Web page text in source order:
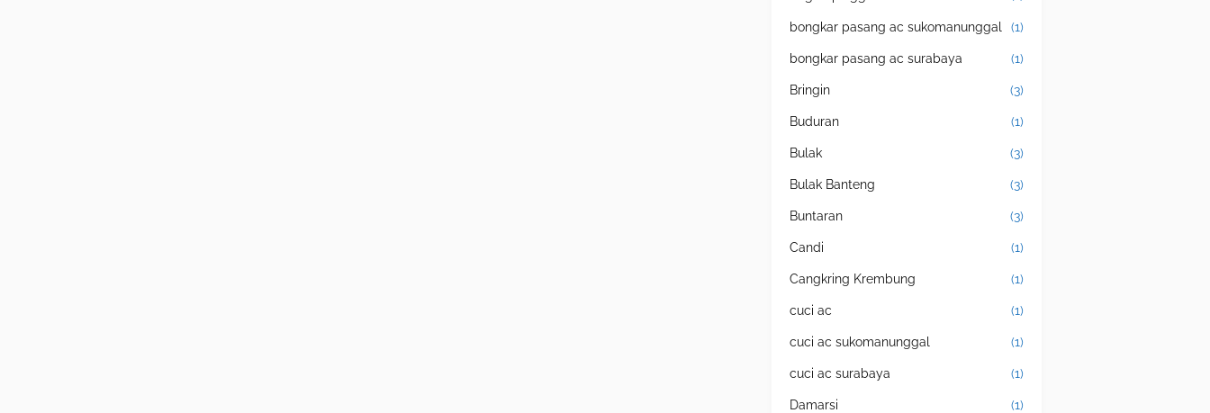
bongkar pasang ac sukomanunggal (1)
bongkar pasang ac surabaya (1)
Bringin (3)
Buduran (1)
Bulak (3)
Bulak Banteng (3)
Buntaran (3)
Candi (1)
Cangkring Krembung (1)
cuci ac (1)
cuci ac sukomanunggal (1)
cuci ac surabaya (1)
Damarsi (1)